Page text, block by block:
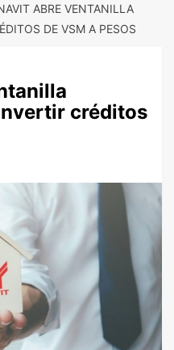
ABRE VENTANILLA
DE VSM A PESOS
créditos